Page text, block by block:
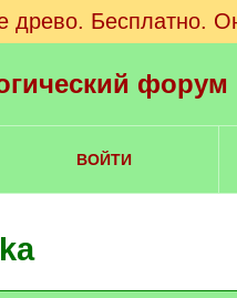
древо. Бесплатно.
ВОЙТИ